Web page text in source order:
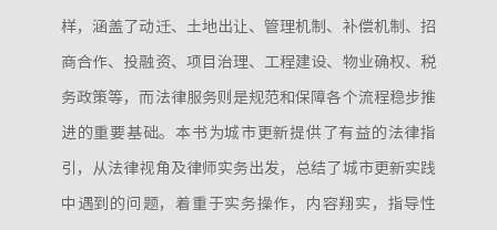
样，涵盖了动迁、土地出让、管理机制、补偿机制、招
商合作、投融资、项目治理、工程建设、物业确权、税
务政策等，而法律服务则是规范和保障各个流程稳步推
进的重要基础。本书为城市更新提供了有益的法律指
引，从法律视角及律师实务出发，总结了城市更新实践
中遇到的问题，着重于实务操作，内容翔实，指导性